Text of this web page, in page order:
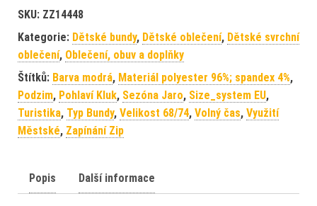
SKU: ZZ14448
Kategorie: Dětské bundy, Dětské oblečení, Dětské svrchní
oblečení, Oblečení, obuv a doplňky
Štítků: Barva modrá, Materiál polyester 96%; spandex 4%,
Podzim, Pohlaví Kluk, Sezóna Jaro, Size_system EU,
Turistika, Typ Bundy, Velikost 68/74, Volný čas, Využití
Městské, Zapínání Zip
Popis Další informace